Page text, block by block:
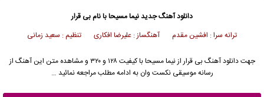
دانلود آهنگ جدیدنیما مسیحابا نام بی قرار
ترانه سرا : افشین مقدم آهنگساز : علیرضا افکاری تنظیم : سعید زمانی
جهت دانلود آهنگ بی قرار ازنیما مسیحا
با کیفیت ۱۲۸ و ۳۲۰ و مشاهده متن این آهنگ از
رسانه موسیقی نکست وان به ادامه مطلب مراجعه نمائید …